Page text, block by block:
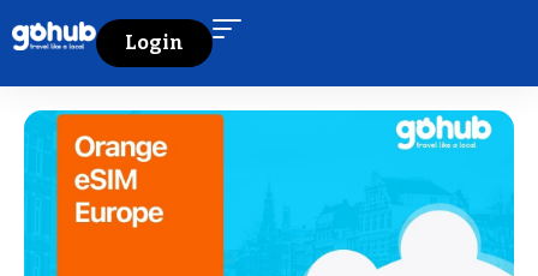
Login